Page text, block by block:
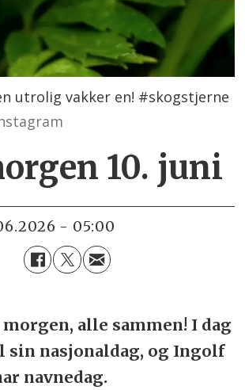
utrolig vakker en! #skogstjerne
10. juni
- 05:00
morgen, alle sammen! I dag
sin nasjonaldag, og Ingolf
navnedag.